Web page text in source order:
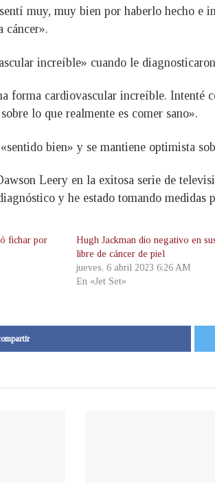
muy, muy bien por haberlo hecho
cáncer».
increíble» cuando le
forma cardiovascular increíble. Intenté
lo que realmente es comer sano».
bien» y se mantiene optimista
Leery en la exitosa serie de
y he estado tomando medidas
fichar por
Hugh Jackman dio negativo en
libre de cáncer de piel
jueves, 6 abril 2023 6:26 AM
En «Jet Set»